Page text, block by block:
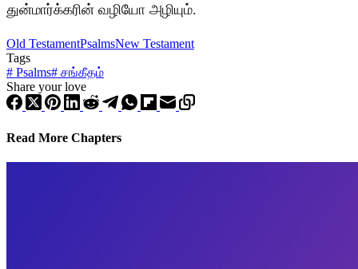
துன்மார்க்கரின் வழியோ அழியும்.
Old TestamentPsalmsNew Testament
Tags
# Psalms# சங்கீதம்
Share your love
Read More Chapters